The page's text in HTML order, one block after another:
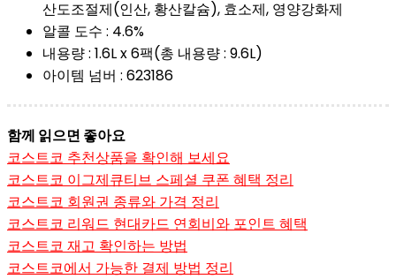
산도조절제(인산, 황산칼슘), 효소제, 영양강화제
알콜 도수 : 4.6%
내용량 : 1.6L x 6팩(총 내용량 : 9.6L)
아이템 넘버 : 623186
함께 읽으면 좋아요
코스트코 추천상품을 확인해 보세요
코스트코 이그제큐티브 스페셜 쿠폰 혜택 정리
코스트코 회원권 종류와 가격 정리
코스트코 리워드 현대카드 연회비와 포인트 혜택
코스트코 재고 확인하는 방법
코스트코에서 가능한 결제 방법 정리